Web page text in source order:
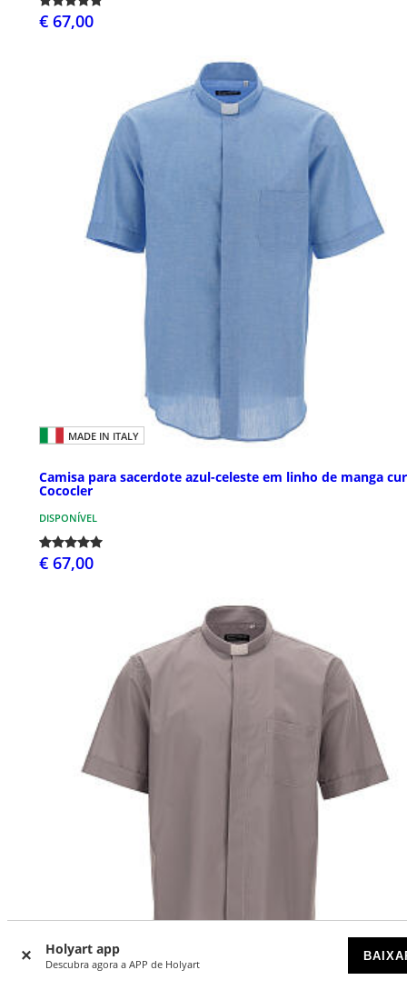
Holyart app
Descubra agora a APP de Holyart
€ 67,00
MADE IN ITALY
Camisa para sacerdote azul-celeste em linho de manga
Cococler
DISPONÍVEL
€ 67,00